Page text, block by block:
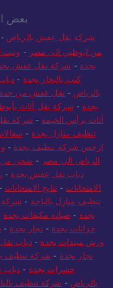
شركة نقل عفش بالرياض
من ابوظبي الى مصر-ونيت
بجدة- شركة نقل عفش
كنب بالبخار بجدة -
بالرياض - نقل عفش من جدة
بجدة
- شركة نقل أثاث
أثاث برأس الخيمة-شركة
تنظيف منازل بجدة
-
ارخص شركة تنظيف بجدة
-
الرياض الي مصر- شحن من
دباب نقل عفش بجدة-
الامتحانات- نتايج الامتحانات
تنظيف منازل بالباحة-
بجدة- صيانة مكيفات بجدة
خزانات بجدة-نجار بجدة-
ورش مبيدات بجدة
-دباب
نجار بجدة
-شركة تنظيف
حشرات بجدة-